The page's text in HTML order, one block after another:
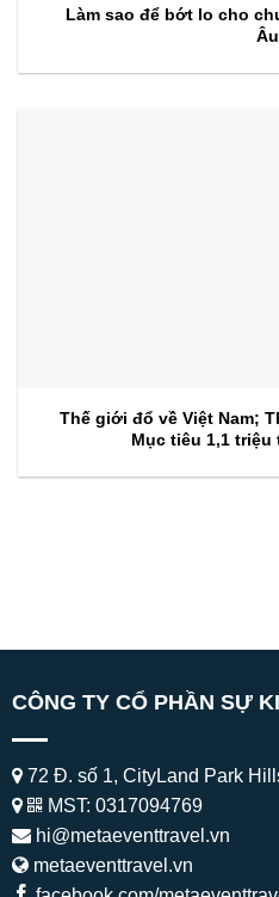
Làm sao để bớt lo cho
Thế giới đổ về Việt Nam;
Mục tiêu 1,1 triệu
CÔNG TY CỔ PHẦN SỰ
72 Đ. số 1, CityLand Park
MST: 0317094769
hi@metaeventtravel.vn
metaeventtravel.vn